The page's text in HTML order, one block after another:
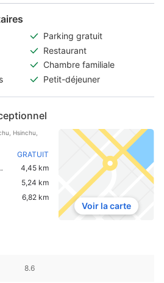
Parking gratuit
Restaurant
Chambre familiale
Petit-déjeuner
Hsinchu,
GRATUIT
4,45 km
5,24 km
6,82 km
Voir la carte
8.6